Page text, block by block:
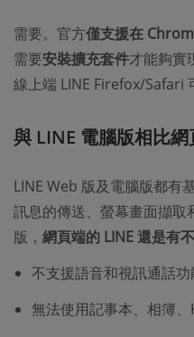
需要。官方僅支援在
需要安裝擴充套件才能夠實
線上端 LINE Firefox/Safari
與 LINE 電腦版相比
LINE Web 版及電腦版都有
訊息的傳送、螢幕畫面擷取
版， 網頁端的 LINE 還是有
不支援語音和視訊通話功
無法使用記事本、相簿